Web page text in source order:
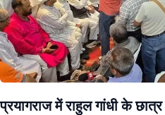
प्रयागराज में राहुल गांधी के